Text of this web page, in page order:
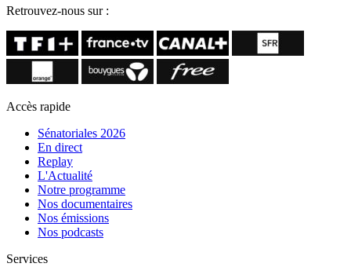
Retrouvez-nous sur :
Accès rapide
Sénatoriales 2026
En direct
Replay
L'Actualité
Notre programme
Nos documentaires
Nos émissions
Nos podcasts
Services